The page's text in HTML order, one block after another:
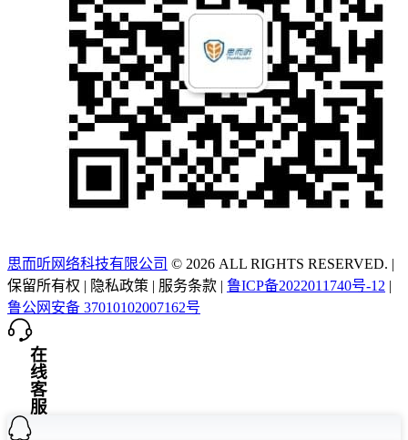
思而听网络科技有限公司 © 2026 ALL RIGHTS RESERVED. |
保留所有权 | 隐私政策 | 服务条款 | 鲁ICP备2022011740号-12 |
鲁公网安备 37010102007162号
在线客服